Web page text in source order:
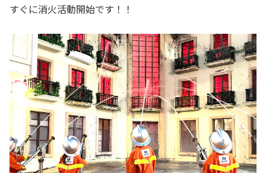
すぐに消火活動開始です！！